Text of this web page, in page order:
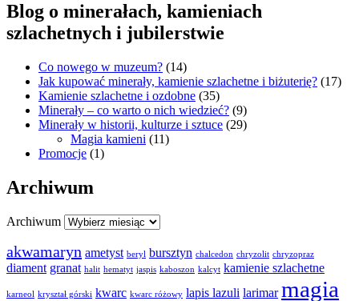
Blog o minerałach, kamieniach
szlachetnych i jubilerstwie
Co nowego w muzeum? (14)
Jak kupować minerały, kamienie szlachetne i biżuterię? (17)
Kamienie szlachetne i ozdobne (35)
Minerały – co warto o nich wiedzieć? (9)
Minerały w historii, kulturze i sztuce (29)
Magia kamieni (11)
Promocje (1)
Archiwum
Archiwum
akwamaryn ametyst beryl bursztyn chalcedon chryzolit chryzopraz
diament granat halit hematyt jaspis kaboszon kalcyt kamienie szlachetne
karneol kryształ górski kwarc kwarc różowy lapis lazuli larimar magia